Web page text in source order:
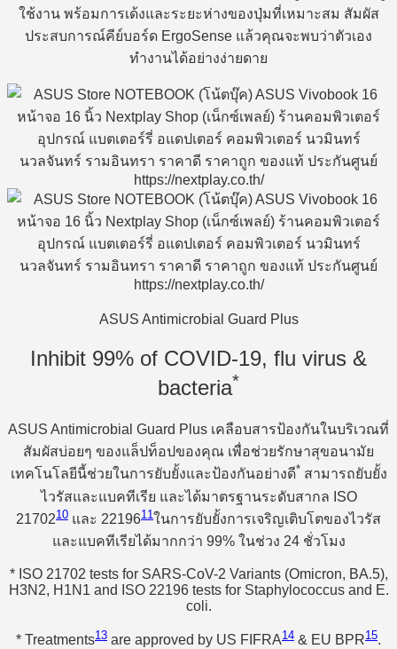
ใช้งาน พร้อมการเด้งและระยะห่างของปุ่มที่เหมาะสม สัมผัส
ประสบการณ์คีย์บอร์ด ErgoSense แล้วคุณจะพบว่าตัวเอง
ทำงานได้อย่างง่ายดาย
ASUS Antimicrobial Guard Plus
Inhibit 99% of COVID-19, flu virus &
bacteria*
ASUS Antimicrobial Guard Plus เคลือบสารป้องกันในบริเวณที่
สัมผัสบ่อยๆ ของแล็ปท็อปของคุณ เพื่อช่วยรักษาสุขอนามัย
เทคโนโลยีนี้ช่วยในการยับยั้งและป้องกันอย่างดี* สามารถยับยั้ง
ไวรัสและแบคทีเรีย และได้มาตรฐานระดับสากล ISO
2170210 และ 2219611ในการยับยั้งการเจริญเติบโตของไวรัส
และแบคทีเรียได้มากกว่า 99% ในช่วง 24 ชั่วโมง
* ISO 21702 tests for SARS-CoV-2 Variants (Omicron, BA.5),
H3N2, H1N1 and ISO 22196 tests for Staphylococcus and E.
coli.
* Treatments13 are approved by US FIFRA14 & EU BPR15.